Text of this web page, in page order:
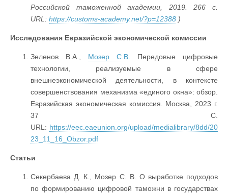
Российской таможенной академии, 2019.266с
URL: https://customs-academy.net/?p=12388 )
Исследования Евразийской экономической комиссии
Зеленов В.А., Мозер С.В . Передовые цифровые
технологии, реализуемые в сфере
внешнеэкономической деятельности, в контексте
совершенствования механизма «единого окна»: обзор.
Евразийская экономическая комиссия. Москва, 2023 г.
37 С.
URL: https://eec.eaeunion.org/upload/medialibrary/8dd/20
23_11_16_Obzor.pdf
Статьи
Секербаева Д. К., Мозер С. В. О выработке подходов
по формированию цифровой таможни в государствах